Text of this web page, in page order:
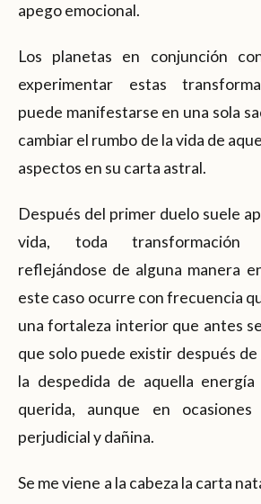
apego emocional.
Los planetas en conjunción
experimentar estas
puede manifestarse en una sola
cambiar el rumbo de la vida de
aspectos en su carta astral.
Después del primer duelo suele
vida, toda transformación
reflejándose de alguna manera
este caso ocurre con frecuencia
una fortaleza interior que antes
que solo puede existir después
la despedida de aquella
querida, aunque en
perjudicial y dañina.
Se me viene a la cabeza la carta